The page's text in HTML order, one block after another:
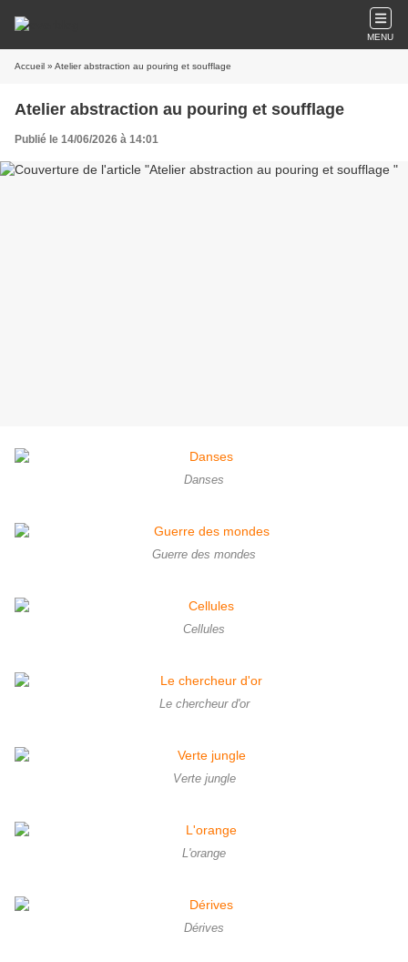
MENU
Accueil » Atelier abstraction au pouring et soufflage
Atelier abstraction au pouring et soufflage
Publié le 14/06/2026 à 14:01
Danses
Guerre des mondes
Cellules
Le chercheur d'or
Verte jungle
L'orange
Dérives